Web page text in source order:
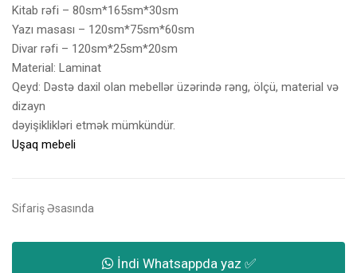
Kitab rəfi – 80sm*165sm*30sm
Yazı masası – 120sm*75sm*60sm
Divar rəfi – 120sm*25sm*20sm
Material: Laminat
Qeyd: Dəstə daxil olan mebellər üzərində rəng, ölçü, material və
dizayn
dəyişiklikləri etmək mümkündür.
Uşaq mebeli
Sifariş Əsasında
İndi Whatsappda yaz ✅